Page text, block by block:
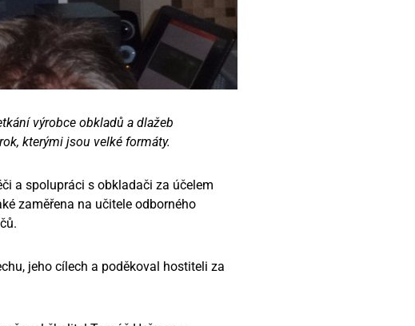
výrobce obkladů a dlažeb
kterými jsou velké formáty.
a spolupráci s obkladači za účelem
zaměřena na učitele odborného
jeho cílech a poděkoval hostiteli za